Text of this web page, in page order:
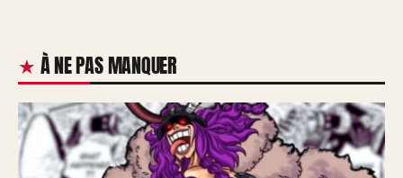
À NE PAS MANQUER